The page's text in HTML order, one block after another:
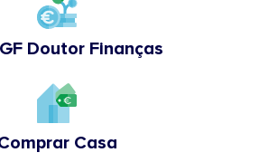
Doutor Finanças
Casa